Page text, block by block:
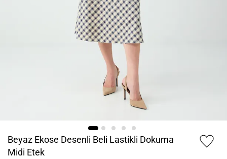
Beyaz Ekose Desenli Beli Lastikli Dokuma
Midi Etek